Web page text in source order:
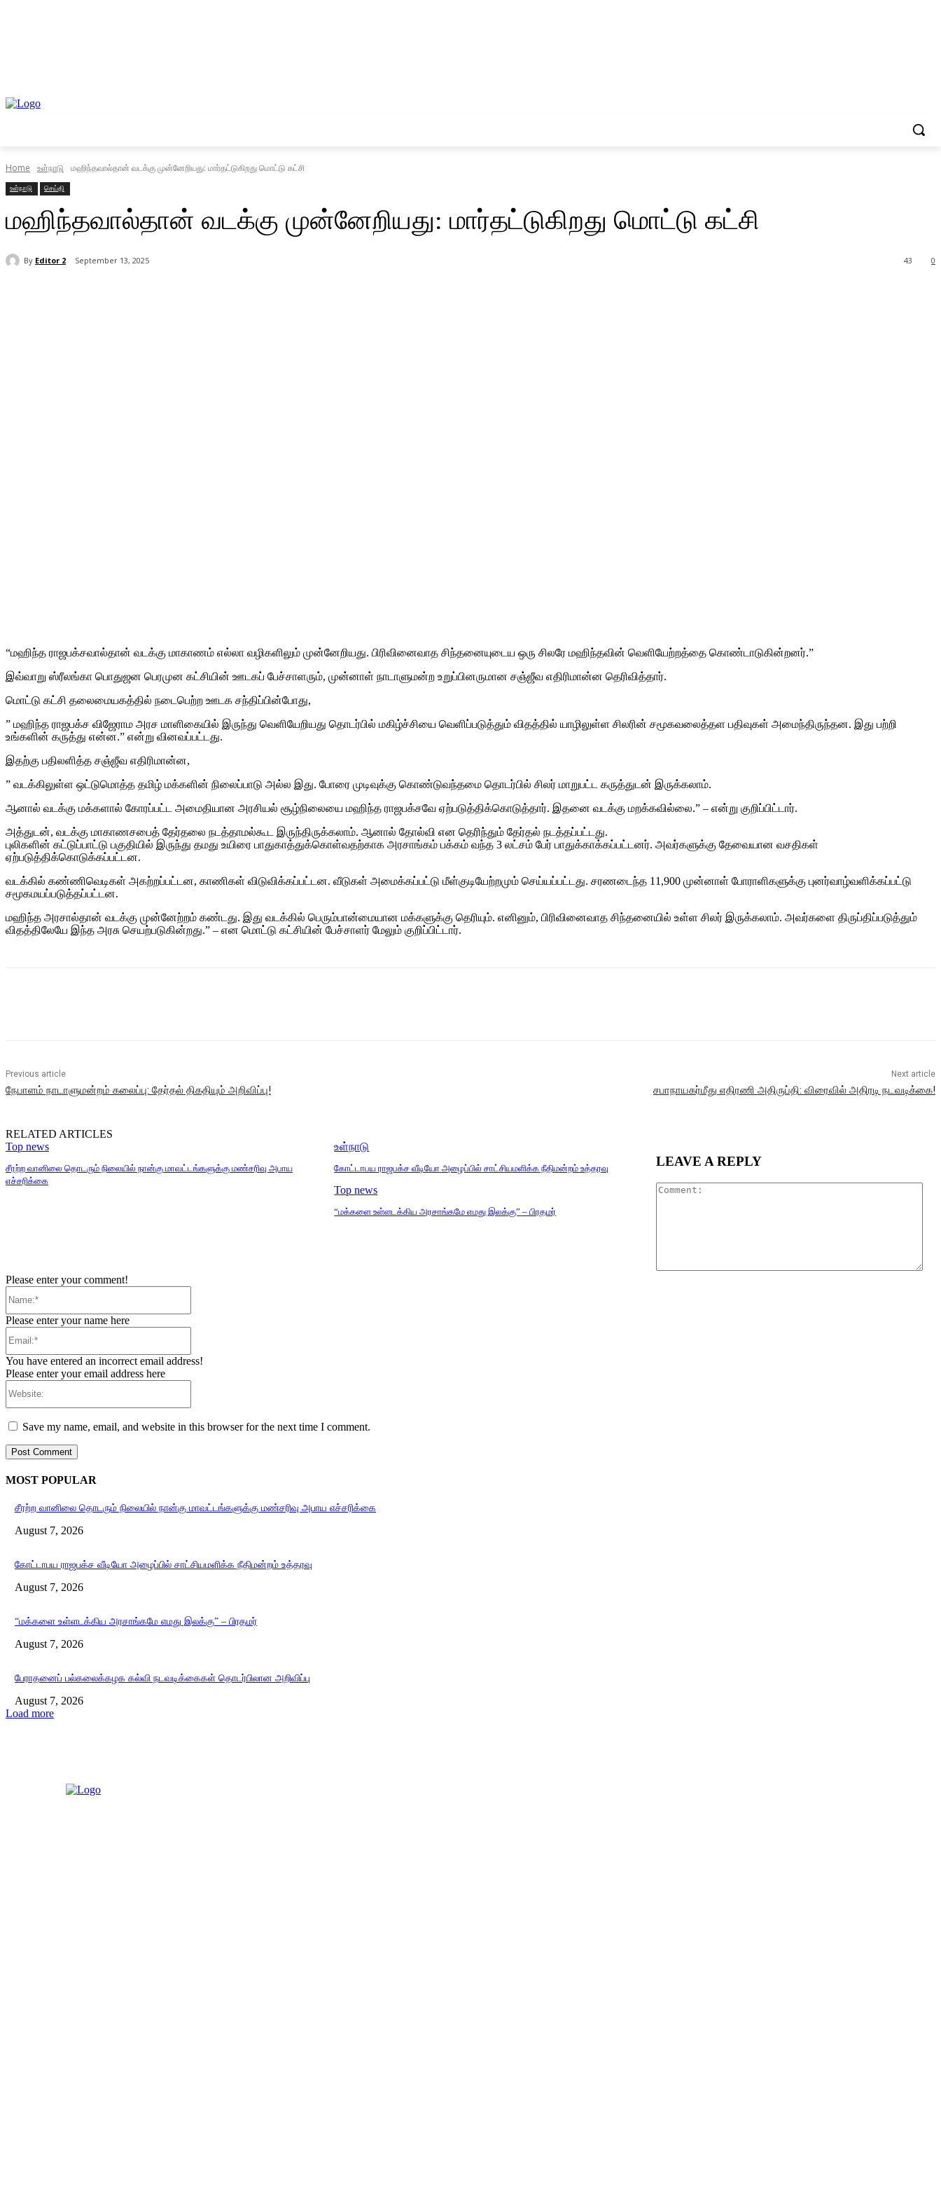
Home உள்நாடு மஹிந்தவால்தான் வடக்கு முன்னேறியது: மார்தட்டுகிறது மொட்டு கட்சி
உள்நாடு செய்தி
மஹிந்தவால்தான் வடக்கு முன்னேறியது: மார்தட்டுகிறது மொட்டு கட்சி
By Editor 2 September 13, 2025 0
43
“மஹிந்த ராஜபக்சவால்தான் வடக்கு மாகாணம் எல்லா வழிகளிலும் முன்னேறியது. பிரிவினைவாத சிந்தனையுடைய ஒரு சிலரே மஹிந்தவின் வெளியேற்றத்தை கொண்டாடுகின்றனர்.”
இவ்வாறு ஸ்ரீலங்கா பொதுஜன பெரமுன கட்சியின் ஊடகப் பேச்சாளரும், முன்னாள் நாடாளுமன்ற உறுப்பினருமான சஞ்ஜீவ எதிரிமான்ன தெரிவித்தார்.
மொட்டு கட்சி தலைமையகத்தில் நடைபெற்ற ஊடக சந்திப்பின்போது,
” மஹிந்த ராஜபக்ச விஜேராம அரச மாளிகையில் இருந்து வெளியேறியது தொடர்பில் மகிழ்ச்சியை வெளிப்படுத்தும் விதத்தில் யாழிலுள்ள சிலரின் சமூகவலைத்தள பதிவுகள் அமைந்திருந்தன. இது பற்றி
உங்களின் கருத்து என்ன.” என்று வினவப்பட்டது.
இதற்கு பதிலளித்த சஞ்ஜீவ எதிரிமான்ன,
” வடக்கிலுள்ள ஒட்டுமொத்த தமிழ் மக்களின் நிலைப்பாடு அல்ல இது. போரை முடிவுக்கு கொண்டுவந்தமை தொடர்பில் சிலர் மாறுபட்ட கருத்துடன் இருக்கலாம்.
ஆனால் வடக்கு மக்களால் கோரப்பட்ட அமைதியான அரசியல் சூழ்நிலையை மஹிந்த ராஜபக்சவே ஏற்படுத்திக்கொடுத்தார். இதனை வடக்கு மறக்கவில்லை.” – என்று குறிப்பிட்டார்.
அத்துடன், வடக்கு மாகாணசபைத் தேர்தலை நடத்தாமல்கூட இருந்திருக்கலாம். ஆனால் தோல்வி என தெரிந்தும் தேர்தல் நடத்தப்பட்டது.
புலிகளின் கட்டுப்பாட்டு பகுதியில் இருந்து தமது உயிரை பாதுகாத்துக்கொள்வதற்காக அரசாங்கம் பக்கம் வந்த 3 லட்சம் பேர் பாதுக்காக்கப்பட்டனர். அவர்களுக்கு தேவையான வசதிகள்
ஏற்படுத்திக்கொடுக்கப்பட்டன.
வடக்கில் கண்ணிவெடிகள் அகற்றப்பட்டன, காணிகள் விடுவிக்கப்பட்டன. வீடுகள் அமைக்கப்பட்டு மீள்குடியேற்றமும் செய்யப்பட்டது. சரணடைந்த 11,900 முன்னாள் போராளிகளுக்கு புனர்வாழ்வளிக்கப்பட்டு
சமூகமயப்படுத்தப்பட்டன.
மஹிந்த அரசால்தான் வடக்கு முன்னேற்றம் கண்டது. இது வடக்கில் பெரும்பான்மையான மக்களுக்கு தெரியும். எனினும், பிரிவினைவாத சிந்தனையில் உள்ள சிலர் இருக்கலாம். அவர்களை திருப்திப்படுத்தும்
விதத்திலேயே இந்த அரசு செயற்படுகின்றது.” – என மொட்டு கட்சியின் பேச்சாளர் மேலும் குறிப்பிட்டார்.
Previous article
நேபாளம் நாடாளுமன்றம் கலைப்பு: தேர்தல் திகதியும் அறிவிப்பு!
Next article
சபாநாயகர்மீது எதிரணி அதிருப்தி: விரைவில் அதிரடி நடவடிக்கை!
RELATED ARTICLES
Top news
சீரற்ற வானிலை தொடரும் நிலையில் நான்கு மாவட்டங்களுக்கு மண்சரிவு அபாய
எச்சரிக்கை
உள்நாடு
கோட்டாபய ராஜபக்ச வீடியோ அழைப்பில் சாட்சியமளிக்க நீதிமன்றம் உத்தரவு
Top news
“மக்களை உள்ளடக்கிய அரசாங்கமே எமது இலக்கு” – பிரதமர்
LEAVE A REPLY
Please enter your comment!
Please enter your name here
You have entered an incorrect email address!
Please enter your email address here
Save my name, email, and website in this browser for the next time I comment.
MOST POPULAR
சீரற்ற வானிலை தொடரும் நிலையில் நான்கு மாவட்டங்களுக்கு மண்சரிவு அபாய எச்சரிக்கை
August 7, 2026
கோட்டாபய ராஜபக்ச வீடியோ அழைப்பில் சாட்சியமளிக்க நீதிமன்றம் உத்தரவு
August 7, 2026
“மக்களை உள்ளடக்கிய அரசாங்கமே எமது இலக்கு” – பிரதமர்
August 7, 2026
பேராதனைப் பல்கலைக்கழக கல்வி நடவடிக்கைகள் தொடர்பிலான அறிவிப்பு
August 7, 2026
Load more